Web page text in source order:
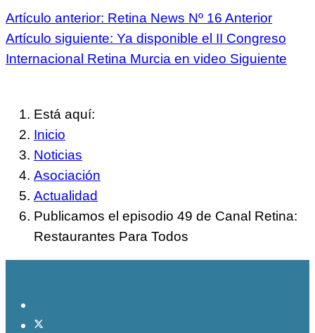
Artículo anterior: Retina News Nº 16 Anterior
Artículo siguiente: Ya disponible el II Congreso
Internacional Retina Murcia en video Siguiente
Está aquí:
Inicio
Noticias
Asociación
Actualidad
Publicamos el episodio 49 de Canal Retina:
Restaurantes Para Todos